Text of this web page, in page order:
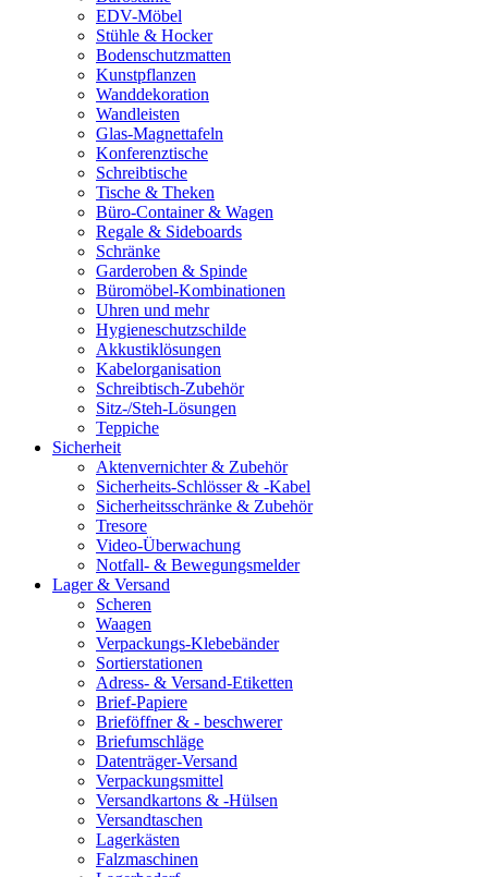
EDV-Möbel
Stühle & Hocker
Bodenschutzmatten
Kunstpflanzen
Wanddekoration
Wandleisten
Glas-Magnettafeln
Konferenztische
Schreibtische
Tische & Theken
Büro-Container & Wagen
Regale & Sideboards
Schränke
Garderoben & Spinde
Büromöbel-Kombinationen
Uhren und mehr
Hygieneschutzschilde
Akkustiklösungen
Kabelorganisation
Schreibtisch-Zubehör
Sitz-/Steh-Lösungen
Teppiche
Sicherheit
Aktenvernichter & Zubehör
Sicherheits-Schlösser & -Kabel
Sicherheitsschränke & Zubehör
Tresore
Video-Überwachung
Notfall- & Bewegungsmelder
Lager & Versand
Scheren
Waagen
Verpackungs-Klebebänder
Sortierstationen
Adress- & Versand-Etiketten
Brief-Papiere
Brieföffner & - beschwerer
Briefumschläge
Datenträger-Versand
Verpackungsmittel
Versandkartons & -Hülsen
Versandtaschen
Lagerkästen
Falzmaschinen